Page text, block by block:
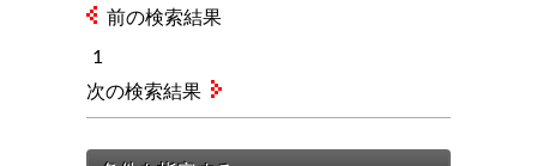
前の検索結果
1